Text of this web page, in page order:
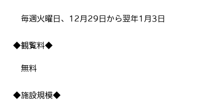
毎週火曜日、12月29日から翌年1月3日
◆観覧料◆
無料
◆施設規模◆